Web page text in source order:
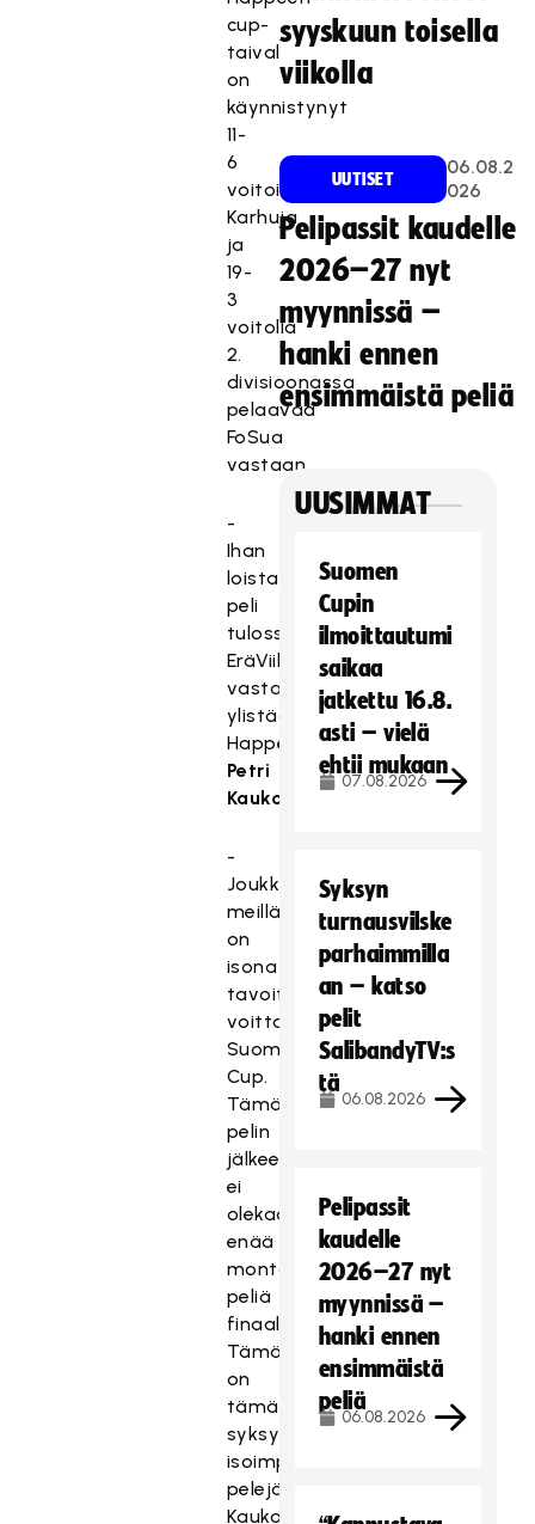
cup-
taival
on
käynnistynyt
11-
6
voitoilla
Karhuja
ja
19-
3
voitolla
2.
divisioonassa
pelaavaa
FoSua
vastaan.
-
Ihan
loistava
peli
tulossa
EräViikinkejä
vastaan,
ylistää
Happeen
Petri
Kauko
-
Joukkueena
meillä
on
isona
tavoitteena
voittaa
Suomen
Cup.
Tämän
pelin
jälkeen
ei
olekaan
enää
montaa
peliä
finaaliin.
Tämä
on
tämän
syksyn
isoimpia
pelejä,
Kauko
syyskuun toisella
viikolla
UUTISET
06.08.2
026
Pelipassit kaudelle
2026–27 nyt
myynnissä –
hanki ennen
ensimmäistä peliä
UUSIMMAT
Suomen
Cupin
ilmoittautumi
saikaa
jatkettu 16.8.
asti – vielä
ehtii mukaan
07.08.2026
Syksyn
turnausvilske
parhaimmilla
an – katso
pelit
SalibandyTV:s
tä
06.08.2026
Pelipassit
kaudelle
2026–27 nyt
myynnissä –
hanki ennen
ensimmäistä
peliä
06.08.2026